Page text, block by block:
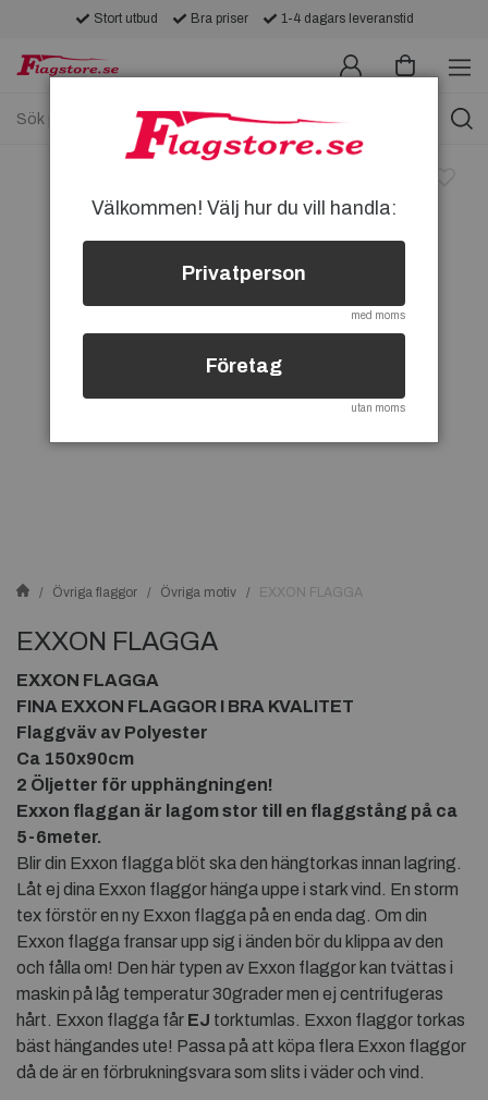
Stort utbud Bra priser 1-4 dagars leveranstid
Övriga flaggor Övriga motiv EXXON FLAGGA
EXXON FLAGGA
EXXON FLAGGA
FINA EXXON FLAGGOR I BRA KVALITET
Flaggväv av Polyester
Ca 150x90cm
2 Öljetter för upphängningen!
Exxon flaggan är lagom stor till en flaggstång på ca
5-6meter.
Blir din Exxon flagga blöt ska den hängtorkas innan lagring.
Låt ej dina Exxon flaggor hänga uppe i stark vind. En storm
tex förstör en ny Exxon flagga på en enda dag. Om din
Exxon flagga fransar upp sig i änden bör du klippa av den
och fålla om! Den här typen av Exxon flaggor kan tvättas i
maskin på låg temperatur 30grader men ej centrifugeras
hårt. Exxon flagga får EJ torktumlas. Exxon flaggor torkas
bäst hängandes ute! Passa på att köpa flera Exxon flaggor
då de är en förbrukningsvara som slits i väder och vind.
Välkommen! Välj hur du vill handla:
Privatperson
med moms
Företag
utan moms